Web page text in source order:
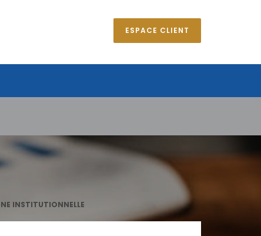
ESPACE CLIENT
INSTITUTIONNELLE